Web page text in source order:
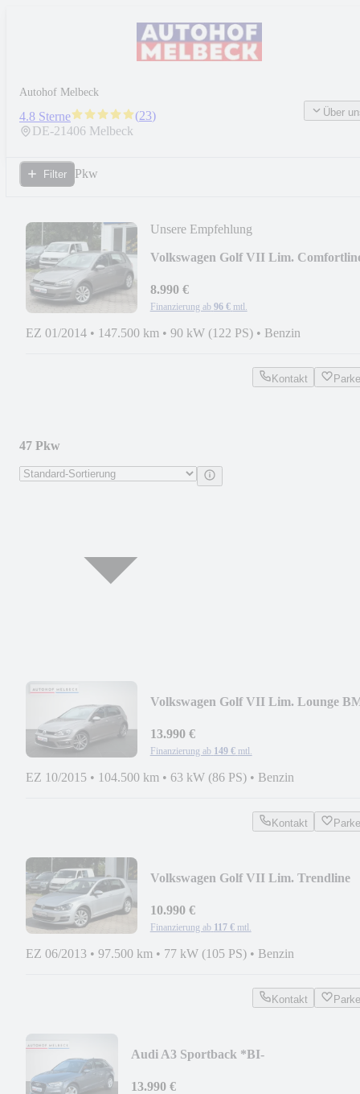
Autohof Melbeck
4.8 Sterne (23)
DE-21406 Melbeck
Über
Filter Pkw
Unsere Empfehlung
Volkswagen Golf VII Lim.
8.990 €
Finanzierung ab 96 € mtl.
EZ 01/2014 • 147.500 km • 90 kW (122 PS) • Benzin
Kontakt
47 Pkw
Volkswagen Golf VII Lim. Lounge
13.990 €
Finanzierung ab 149 € mtl.
EZ 10/2015 • 104.500 km • 63 kW (86 PS) • Benzin
Kontakt
Volkswagen Golf VII Lim. Trendline
10.990 €
Finanzierung ab 117 € mtl.
EZ 06/2013 • 97.500 km • 77 kW (105 PS) • Benzin
Kontakt
Audi A3 Sportback *BI-
13.990 €